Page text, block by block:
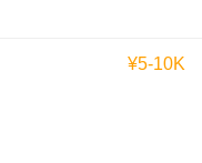
¥5-10K